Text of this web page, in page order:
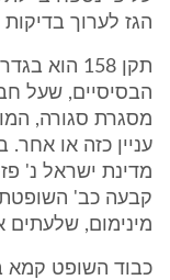
הגז לערוך
תקן 158
הבסיסיים, שעל
מסגרת סגורה,
קבעה כב' השופטת
מינימום, שלעתים